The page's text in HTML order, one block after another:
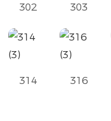
302 303
314 316